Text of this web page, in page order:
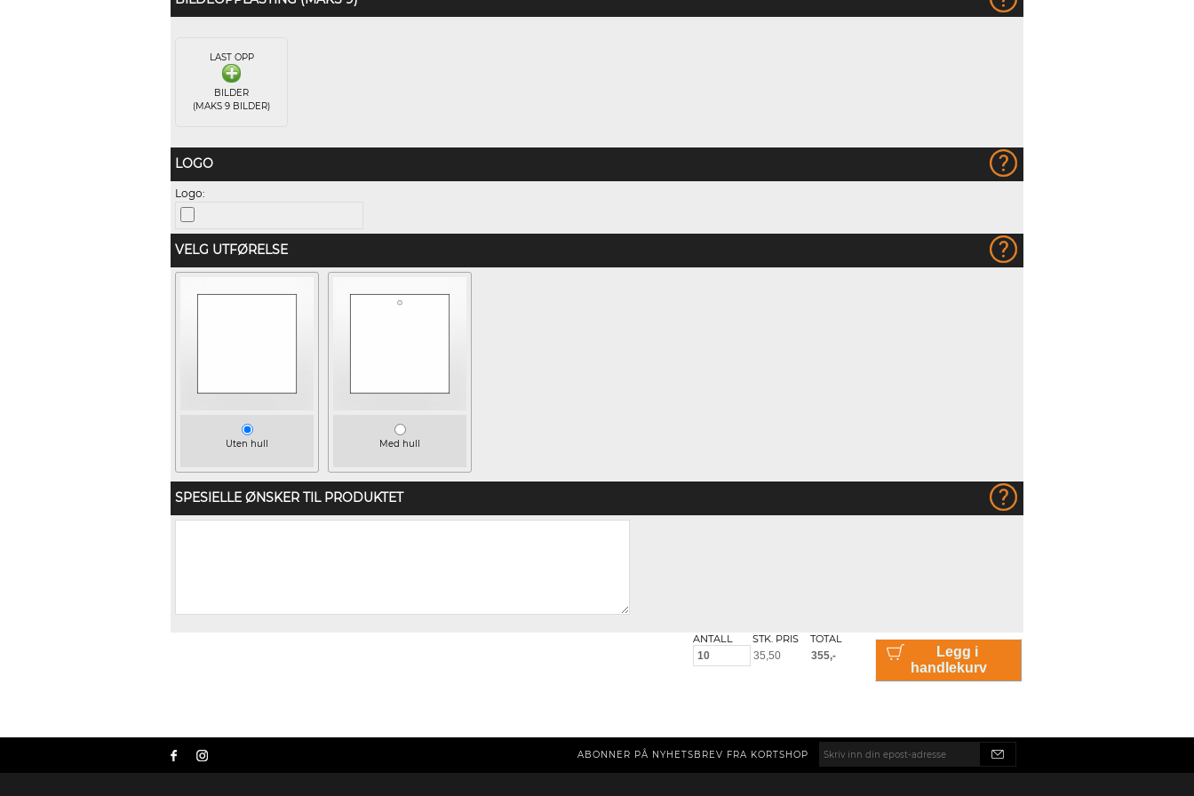
LAST OPP
BILDER
(MAKS 9 BILDER)
LOGO
Logo:
VELG UTFØRELSE
Uten hull Med hull
SPESIELLE ØNSKER TIL PRODUKTET
ANTALL STK. PRIS TOTAL
Legg i
handlekurv
ABONNER PÅ NYHETSBREV FRA KORTSHOP